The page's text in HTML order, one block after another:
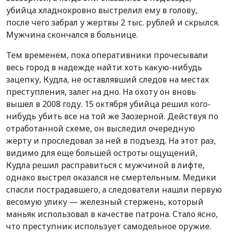
убийца хладнокровно выстрелил ему в голову,
после чего забрал у жертвы 2 тыс. рублей и скрылся.
Мужчина скончался в больнице.
Тем временем, пока оперативники прочесывали
весь город в надежде найти хоть какую-нибудь
зацепку, Кудла, не оставлявший следов на местах
преступления, залег на дно. На охоту он вновь
вышел в 2008 году. 15 октября убийца решил кого-
нибудь убить все на той же Заозерной. Действуя по
отработанной схеме, он выследил очередную
жерту и проследовал за ней в подъезд. На этот раз,
видимо для еще большей остроты ощущений,
Кудла решил расправиться с мужчиной в лифте,
однако выстрел оказался не смертельным. Медики
спасли пострадавшего, а следователи нашли первую
весомую улику — железный стержень, который
маньяк использовал в качестве патрона. Стало ясно,
что преступник использует самодельное оружие.